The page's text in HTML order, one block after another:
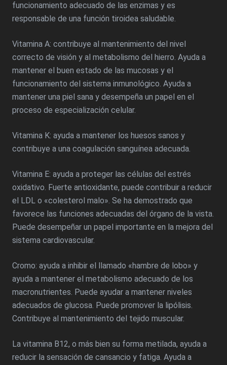
funcionamiento adecuado de las enzimas y es
responsable de una función tiroidea saludable.
Vitamina A: contribuye al mantenimiento del nivel
correcto de visión y al metabolismo del hierro. Ayuda a
mantener el buen estado de las mucosas y el
funcionamiento del sistema inmunológico. Ayuda a
mantener una piel sana y desempeña un papel en el
proceso de especialización celular.
Vitamina K: ayuda a mantener los huesos sanos y
contribuye a una coagulación sanguínea adecuada.
Vitamina E: ayuda a proteger las células del estrés
oxidativo. Fuerte antioxidante, puede contribuir a reducir
el LDL o «colesterol malo». Se ha demostrado que
favorece las funciones adecuadas del órgano de la vista.
Puede desempeñar un papel importante en la mejora del
sistema cardiovascular.
Cromo: ayuda a inhibir el llamado «hambre de lobo» y
ayuda a mantener el metabolismo adecuado de los
macronutrientes. Puede ayudar a mantener niveles
adecuados de glucosa. Puede promover la lipólisis.
Contribuye al mantenimiento del tejido muscular.
La vitamina B12, o más bien su forma metilada, ayuda a
reducir la sensación de cansancio y fatiga. Ayuda a